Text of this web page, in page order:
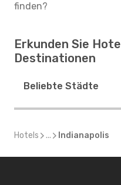
finden?
Erkunden Sie
Destinationen
Beliebte Städte
Hotels ... Indianapolis